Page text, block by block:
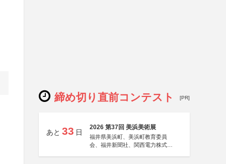
締め切り直前コンテスト [PR]
あと 33 日
2026 第37回 美浜美術展
福井県美浜町、美浜町教育委員
会、福井新聞社、関西電力株式会